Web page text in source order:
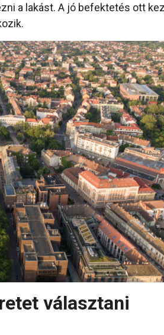
a lakást. A jó befektetés ott
választani